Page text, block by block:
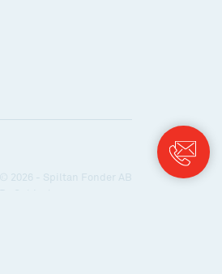
© 2026 - Spiltan Fonder AB
By